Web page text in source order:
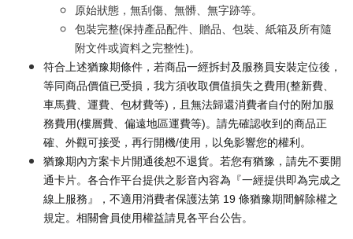
原始狀態，無刮傷、無髒、無字跡等。
包裝完整(保持產品配件、贈品、包裝、紙箱及所有隨
附文件或資料之完整性)。
符合上述猶豫期條件，若商品一經拆封及服務員安裝定位後，
等同商品價值已受損，我方須收取價值損失之費用(整新費、
車馬費、運費、包材費等)，且無法歸還消費者自付的附加服
務費用(樓層費、偏遠地區運費等)。請先確認收到的商品正
確、外觀可接受，再行開機/使用，以免影響您的權利。
猶豫期內方案卡片開通後恕不退貨。若您有猶豫，請先不要開
通卡片。各合作平台提供之影音內容為『一經提供即為完成之
線上服務』，不適用消費者保護法第 19 條猶豫期間解除權之
規定。相關會員使用權益請見各平台公告。